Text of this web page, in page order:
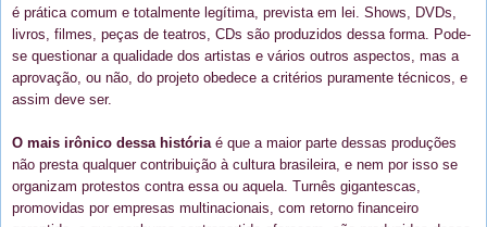
é prática comum e totalmente legítima, prevista em lei. Shows, DVDs,
livros, filmes, peças de teatros, CDs são produzidos dessa forma. Pode-
se questionar a qualidade dos artistas e vários outros aspectos, mas a
aprovação, ou não, do projeto obedece a critérios puramente técnicos, e
assim deve ser.
O mais irônico dessa história é que a maior parte dessas produções
não presta qualquer contribuição à cultura brasileira, e nem por isso se
organizam protestos contra essa ou aquela. Turnês gigantescas,
promovidas por empresas multinacionais, com retorno financeiro